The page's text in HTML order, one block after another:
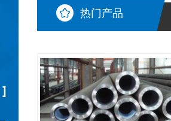
]
热门产品